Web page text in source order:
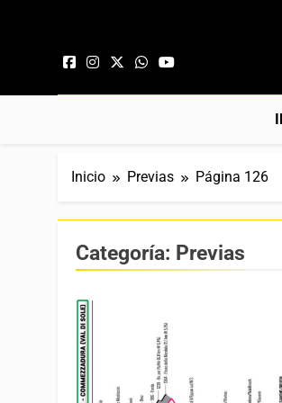
Inicio Previas Página 126
Categoría: Previas